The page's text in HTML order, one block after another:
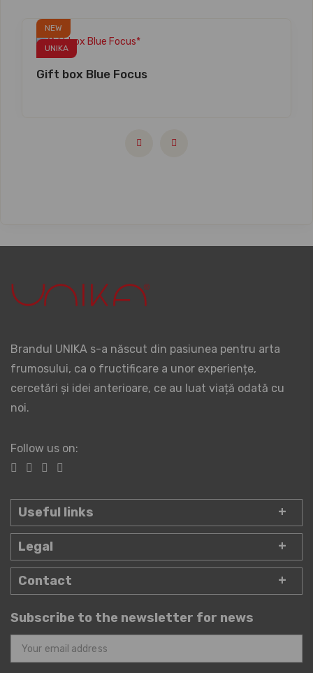
NEW
UNIKA
Gift box Blue Focus
Brandul UNIKA s-a născut din pasiunea pentru arta
frumosului, ca o fructificare a unor experiențe,
cercetări și idei anterioare, ce au luat viață odată cu
noi.
Follow us on:
Useful links
Legal
Contact
Subscribe to the newsletter for news